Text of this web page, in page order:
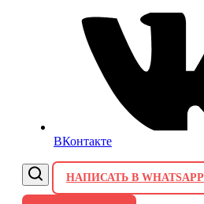
ВКонтакте
НАПИСАТЬ В WHATSAPP